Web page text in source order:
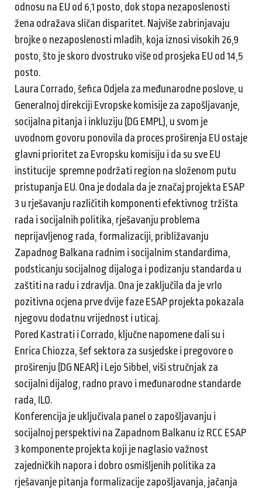
odnosu na EU od 6,1 posto, dok stopa nezaposlenosti
žena odražava sličan disparitet. Najviše zabrinjavaju
brojke o nezaposlenosti mladih, koja iznosi visokih 26,9
posto, što je skoro dvostruko više od prosjeka EU od 14,5
posto.
Laura Corrado, šefica Odjela za međunarodne poslove, u
Generalnoj direkciji Evropske komisije za zapošljavanje,
socijalna pitanja i inkluziju (DG EMPL), u svom je
uvodnom govoru ponovila da proces proširenja EU ostaje
glavni prioritet za Evropsku komisiju i da su sve EU
institucije spremne podržati region na složenom putu
pristupanja EU. Ona je dodala da je značaj projekta ESAP
3 u rješavanju različitih komponenti efektivnog tržišta
rada i socijalnih politika, rješavanju problema
neprijavljenog rada, formalizaciji, približavanju
Zapadnog Balkana radnim i socijalnim standardima,
podsticanju socijalnog dijaloga i podizanju standarda u
zaštiti na radu i zdravlja. Ona je zaključila da je vrlo
pozitivna ocjena prve dvije faze ESAP projekta pokazala
njegovu dodatnu vrijednost i uticaj.
Pored Kastrati i Corrado, ključne napomene dali su i
Enrica Chiozza, šef sektora za susjedske i pregovore o
proširenju (DG NEAR) i Lejo Sibbel, viši stručnjak za
socijalni dijalog, radno pravo i međunarodne standarde
rada, ILO.
Konferencija je uključivala panel o zapošljavanju i
socijalnoj perspektivi na Zapadnom Balkanu iz RCC ESAP
3 komponente projekta koji je naglasio važnost
zajedničkih napora i dobro osmišljenih politika za
rješavanje pitanja formalizacije zapošljavanja, jačanja